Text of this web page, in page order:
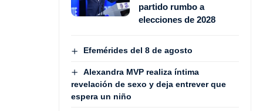
partido rumbo a
elecciones de 2028
Efemérides del 8 de agosto
Alexandra MVP realiza íntima
revelación de sexo y deja entrever que
espera un niño